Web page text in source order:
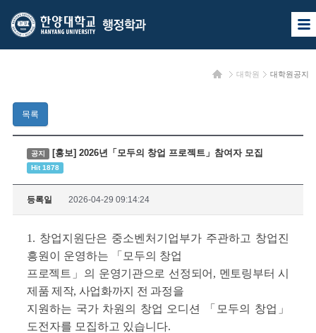
한
양
교
양
행
정
학
과
사
이
열
홈 대학원 대학원공지
목록
공지 [홍보] 2026년「모두의 창업 프로젝트」참여자 모집
Hit 1878
등록일 2026-04-29 09:14:24
1. 창업지원단은 중소벤처기업부가 주관하고 창업진
흥원이 운영하는 「모두의 창업
프로젝트」의 운영기관으로 선정되어, 멘토링부터 시
제품 제작, 사업화까지 전 과정을
지원하는 국가 차원의 창업 오디션 「모두의 창업」
도전자를 모집하고 있습니다.